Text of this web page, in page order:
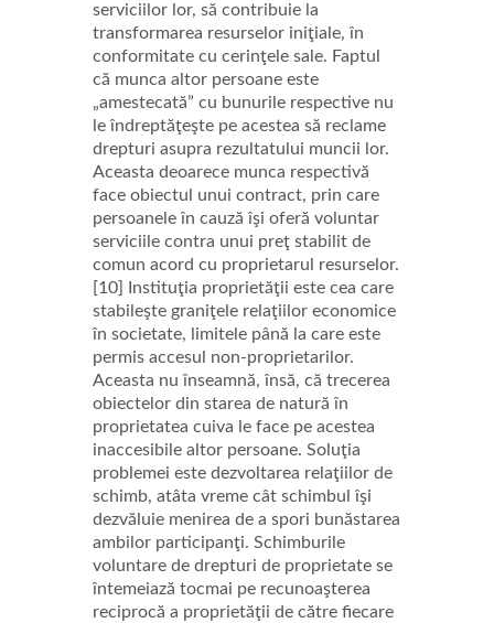
serviciilor lor, să contribuie la
transformarea resurselor iniţiale, în
conformitate cu cerinţele sale. Faptul
că munca altor persoane este
„amestecată” cu bunurile respective nu
le îndreptăţeşte pe acestea să reclame
drepturi asupra rezultatului muncii lor.
Aceasta deoarece munca respectivă
face obiectul unui contract, prin care
persoanele în cauză îşi oferă voluntar
serviciile contra unui preţ stabilit de
comun acord cu proprietarul resurselor.
[10] Instituţia proprietăţii este cea care
stabileşte graniţele relaţiilor economice
în societate, limitele până la care este
permis accesul non-proprietarilor.
Aceasta nu înseamnă, însă, că trecerea
obiectelor din starea de natură în
proprietatea cuiva le face pe acestea
inaccesibile altor persoane. Soluţia
problemei este dezvoltarea relaţiilor de
schimb, atâta vreme cât schimbul îşi
dezvăluie menirea de a spori bunăstarea
ambilor participanţi. Schimburile
voluntare de drepturi de proprietate se
întemeiază tocmai pe recunoaşterea
reciprocă a proprietăţii de către fiecare